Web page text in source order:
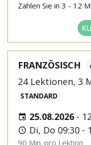
Zahlen Sie in 3 - 12
FRANZÖSISCH
24 Lektionen, 3
STANDARD
25.08.2026 -
Di, Do 09:30 -
90 Min. pro Lektion